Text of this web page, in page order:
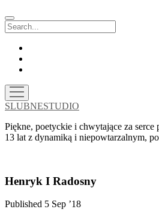
Search
open
menu
SLUBNESTUDIO
Piękne, poetyckie i chwytające za serce
13 lat z dynamiką i niepowtarzalnym,
Henryk I Radosny
Published 5 Sep ’18